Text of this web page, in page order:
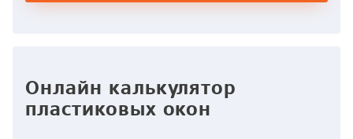
Онлайн калькулятор
пластиковых окон